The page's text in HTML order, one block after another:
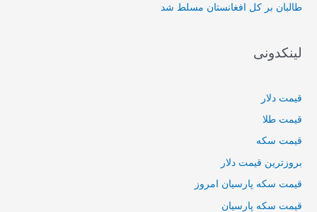
طالبان بر كل افغانستان مسلط شد
لینکدونی
قیمت دلار
قیمت طلا
قیمت سکه
بروزترین قیمت دلار
قیمت سکه پارسیان امروز
قیمت سکه پارسیان